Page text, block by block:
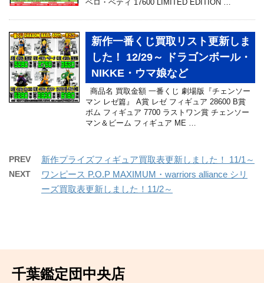
ベロ・ベティ 17600 LIMITED EDITION …
新作一番くじ買取リスト更新しま
した！ 12/29～ ドラゴンボール・
NIKKE・ウマ娘など
商品名 買取金額 一番くじ 劇場版『チェンソー
マン レゼ篇』 A賞 レゼ フィギュア 28600 B賞
ボム フィギュア 7700 ラストワン賞 チェンソー
マン＆ビーム フィギュア ME …
PREV 新作プライズフィギュア買取表更新しました！ 11/1～
NEXT
ワンピース P.O.P MAXIMUM・warriors alliance シリ
ーズ買取表更新しました！11/2～
千葉鑑定団中央店